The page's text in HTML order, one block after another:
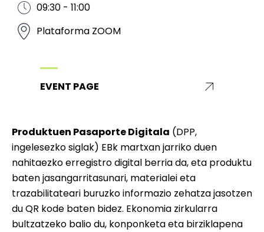
09:30 - 11:00
Plataforma ZOOM
EVENT PAGE
Produktuen Pasaporte Digitala (DPP,
ingelesezko siglak) EBk martxan jarriko duen
nahitaezko erregistro digital berria da, eta produktu
baten jasangarritasunari, materialei eta
trazabilitateari buruzko informazio zehatza jasotzen
du QR kode baten bidez. Ekonomia zirkularra
bultzatzeko balio du, konponketa eta birziklapena